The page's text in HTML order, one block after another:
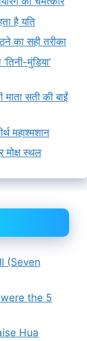
है यति
का सही तरीका
मुंडिया’
सती की बाईं
महाश्मशान
स्थल
(Seven
were the 5
Hua